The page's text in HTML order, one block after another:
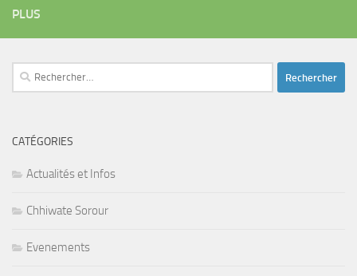
PLUS
Rechercher :
CATÉGORIES
Actualités et Infos
Chhiwate Sorour
Evenements